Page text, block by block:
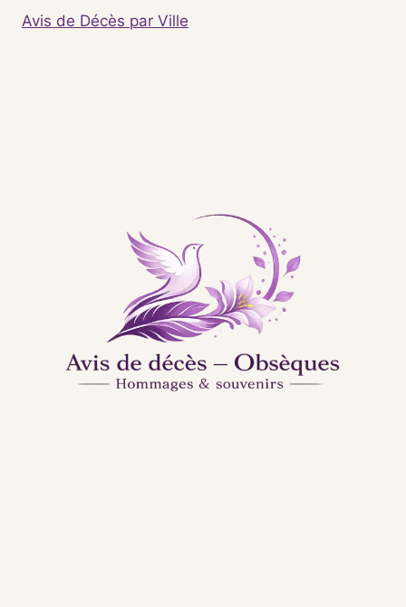
Avis de Décès par Ville